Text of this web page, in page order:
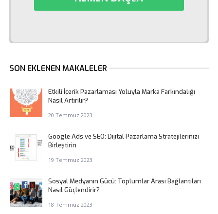
SON EKLENEN MAKALELER
Etkili İçerik Pazarlaması Yoluyla Marka Farkındalığı
Nasıl Artırılır?
20 Temmuz 2023
Google Ads ve SEO: Dijital Pazarlama Stratejilerinizi
Birleştirin
19 Temmuz 2023
Sosyal Medyanın Gücü: Toplumlar Arası Bağlantıları
Nasıl Güçlendirir?
18 Temmuz 2023